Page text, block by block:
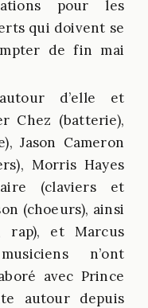
pour les
qui doivent se
de fin mai
d’elle et
Chez (batterie),
Jason Cameron
Morris Hayes
(claviers et
(choeurs), ainsi
rap), et Marcus
n’ont
avec Prince
autour depuis